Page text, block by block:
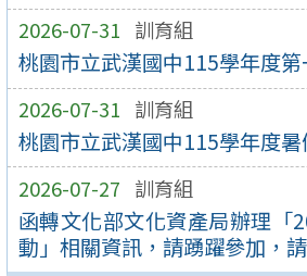
2026-07-31 訓育組
桃園市立武漢國中115學年度第
2026-07-31 訓育組
桃園市立武漢國中115學年度暑
2026-07-27 訓育組
函轉文化部文化資產局辦理「
動」相關資訊，請踴躍參加，